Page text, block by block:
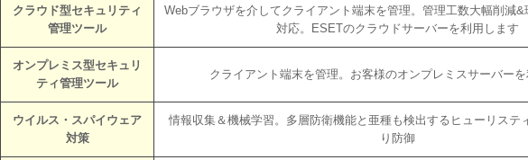
クラウド型セキュリティ
管理ツール
Webブラウザを介してクライアント端末を管理。管理工数大幅削減
対応。ESETのクラウドサーバーを利用します
オンプレミス型セキュリ
ティ管理ツール
クライアント端末を管理。お客様のオンプレミスサーバー
ウイルス・スパイウェア
対策
情報収集＆機械学習。多層防衛機能と亜種も検出するヒューリステ
り防御